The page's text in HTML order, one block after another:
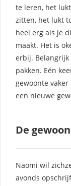
te leren, het
zitten, het lukt
heel erg als je
maakt. Het is
erbij. Belangrijk
pakken. Eén
gewoonte
een nieuwe
De
Naomi wil
avonds